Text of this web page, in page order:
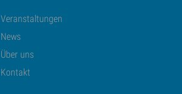
Veranstaltungen
News
Über uns
Kontakt